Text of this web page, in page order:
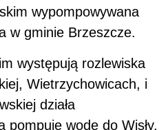
wypompowywana
w gminie Brzeszcze.
występują rozlewiska
Wietrzychowicach, i
działa
pompuje wodę do Wisły.